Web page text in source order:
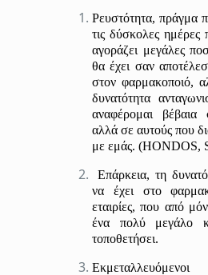
Ρευστότητα, πράγμα
τις δύσκολες ημέρες
αγοράζει μεγάλες
θα έχει σαν
στον φαρμακοποιό,
δυνατότητα
αναφέρομαι βέβαια
αλλά σε αυτούς που
με εμάς. (HONDOS,
Επάρκεια, τη
να έχει στο
εταιρίες, που από
ένα πολύ μεγάλο
τοποθετήσει.
Εκμεταλλευόμενοι